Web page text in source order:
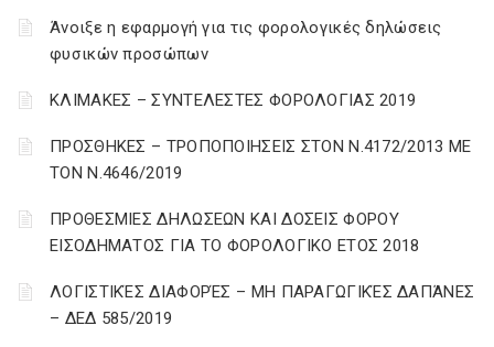
Άνοιξε η εφαρμογή για τις φορολογικές δηλώσεις
φυσικών προσώπων
ΚΛΙΜΑΚΕΣ – ΣΥΝΤΕΛΕΣΤΕΣ ΦΟΡΟΛΟΓΙΑΣ 2019
ΠΡΟΣΘΗΚΕΣ – ΤΡΟΠΟΠΟΙΗΣΕΙΣ ΣΤΟΝ Ν.4172/2013 ΜΕ
ΤΟΝ Ν.4646/2019
ΠΡΟΘΕΣΜΙΕΣ ΔΗΛΩΣΕΩΝ ΚΑΙ ΔΟΣΕΙΣ ΦΟΡΟΥ
ΕΙΣΟΔΗΜΑΤΟΣ ΓΙΑ ΤΟ ΦΟΡΟΛΟΓΙΚΟ ΕΤΟΣ 2018
ΛΟΓΙΣΤΙΚΈΣ ΔΙΑΦΟΡΈΣ – ΜΗ ΠΑΡΑΓΩΓΙΚΈΣ ΔΑΠΆΝΕΣ
– ΔΕΔ 585/2019